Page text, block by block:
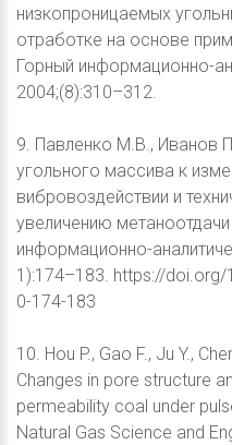
низкопроницаемых
отработке на основе
Горный информационно-
2004;(8):310–312.
9. Павленко М.В., Иванов
угольного массива к
вибровоздействии и
увеличению
информационно-
1):174–183. https://
0-174-183
10. Hou P., Gao F., Ju Y.,
Changes in pore structure
permeability coal under
Natural Gas Science and